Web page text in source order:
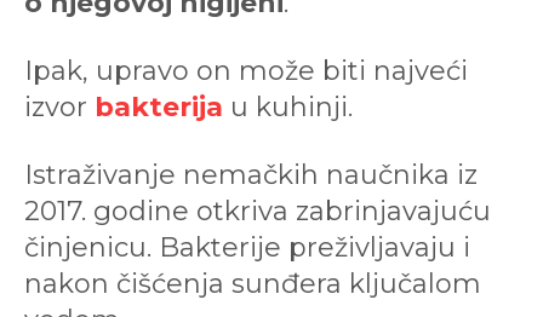
Ipak, upravo on može biti najveći
izvor bakterija u kuhinji.
Istraživanje nemačkih naučnika iz
2017. godine otkriva zabrinjavajuću
činjenicu. Bakterije preživljavaju i
nakon čišćenja sunđera ključalom